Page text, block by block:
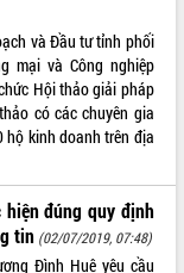
và Đầu tư tỉnh phối
mại và Công nghiệp
Hội thảo giải pháp
có các chuyên gia
hộ kinh doanh trên địa
hiện đúng quy định
tin (02/07/2019, 07:48)
Đình Huệ yêu cầu